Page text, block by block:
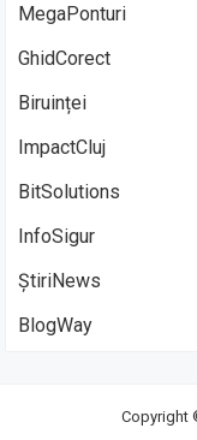
MegaPonturi
GhidCorect
Biruinței
ImpactCluj
BitSolutions
InfoSigur
ȘtiriNews
BlogWay
Copyright